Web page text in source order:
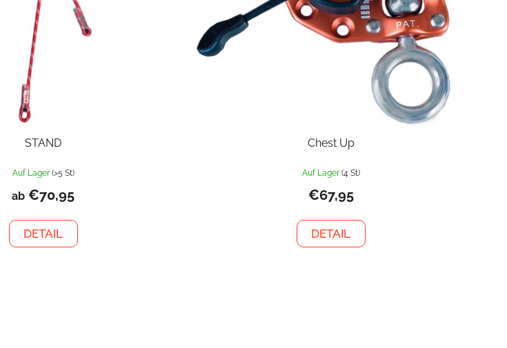
STAND
Auf Lager (>5 St)
ab €70,95
DETAIL
Chest Up
Auf Lager (4 St)
€67,95
DETAIL